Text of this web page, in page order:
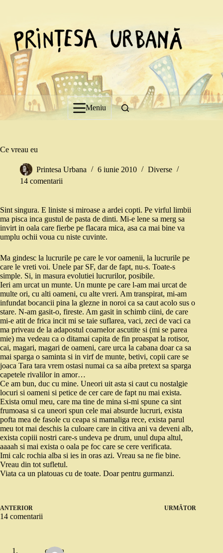
Meniu
Ce vreau eu
Printesa Urbana 6 iunie 2010
Diverse
14 comentarii
Sint singura. E liniste si miroase a ardei copti. Pe virful limbii
ma pisca inca gustul de pasta de dinti. Mi-e lene sa merg sa
invirt in oala care fierbe pe flacara mica, asa ca mai bine va
umplu ochii voua cu niste cuvinte.
Ma gindesc la lucrurile pe care le vor oamenii, la lucrurile pe
care le vreti voi. Unele par SF, dar de fapt, nu-s. Toate-s
simple. Si, in masura evolutiei lucrurilor, posibile.
Ieri am urcat un munte. Un munte pe care l-am mai urcat de
multe ori, cu alti oameni, cu alte vreri. Am transpirat, mi-am
infundat bocancii pina la glezne in noroi ca sa caut acolo sus o
stare. N-am gasit-o, fireste. Am gasit in schimb ciini, de care
mi-e atit de frica incit mi se taie suflarea, vaci, zeci de vaci ca
ma priveau de la adapostul coarnelor ascutite si (mi se parea
mie) ma vedeau ca o ditamai capita de fin proaspat la rotisor,
cai, magari, magari de oameni, care urca la cabana doar ca sa
mai sparga o saminta si in virf de munte, betivi, copii care se
joaca Tara tara vrem ostasi numai ca sa aiba pretext sa sparga
capetele rivalilor in amor…
Ce am bun, duc cu mine. Uneori uit asta si caut cu nostalgie
locuri si oameni si petice de cer care de fapt nu mai exista.
Exista omul meu, care ma tine de mina si-mi spune ca sint
frumoasa si ca uneori spun cele mai absurde lucruri, exista
pofta mea de fasole cu ceapa si mamaliga rece, exista parul
meu tot mai deschis la culoare care in citiva ani va deveni alb,
exista copiii nostri care-s undeva pe drum, unul dupa altul,
aaaah si mai exista o oala pe foc care se cere verificata.
Imi calc rochia alba si ies in oras azi. Vreau sa ne fie bine.
Vreau din tot sufletul.
Viata ca un platouas cu de toate. Doar pentru gurmanzi.
ANTERIOR URMĂTOR
14 comentarii
corina